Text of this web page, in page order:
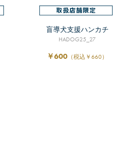
盲導犬支援ハンカチ
HADOG25_27
￥600 （税込￥660）